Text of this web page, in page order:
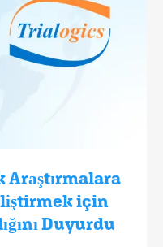
Araştırmalara
için
Duyurdu